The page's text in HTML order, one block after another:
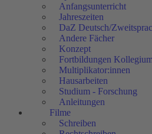
Anfangsunterricht
Jahreszeiten
DaZ Deutsch/
Andere Fächer
Konzept
Fortbildungen Kollegium
Multiplikator:innen
Hausarbeiten
Studium - Forschung
Anleitungen
Filme
Schreiben